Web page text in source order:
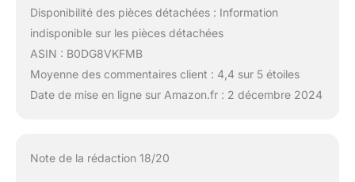
Disponibilité des pièces détachées : Information
indisponible sur les pièces détachées
ASIN : B0DG8VKFMB
Moyenne des commentaires client : 4,4 sur 5 étoiles
Date de mise en ligne sur Amazon.fr : 2 décembre 2024
Note de la rédaction 18/20